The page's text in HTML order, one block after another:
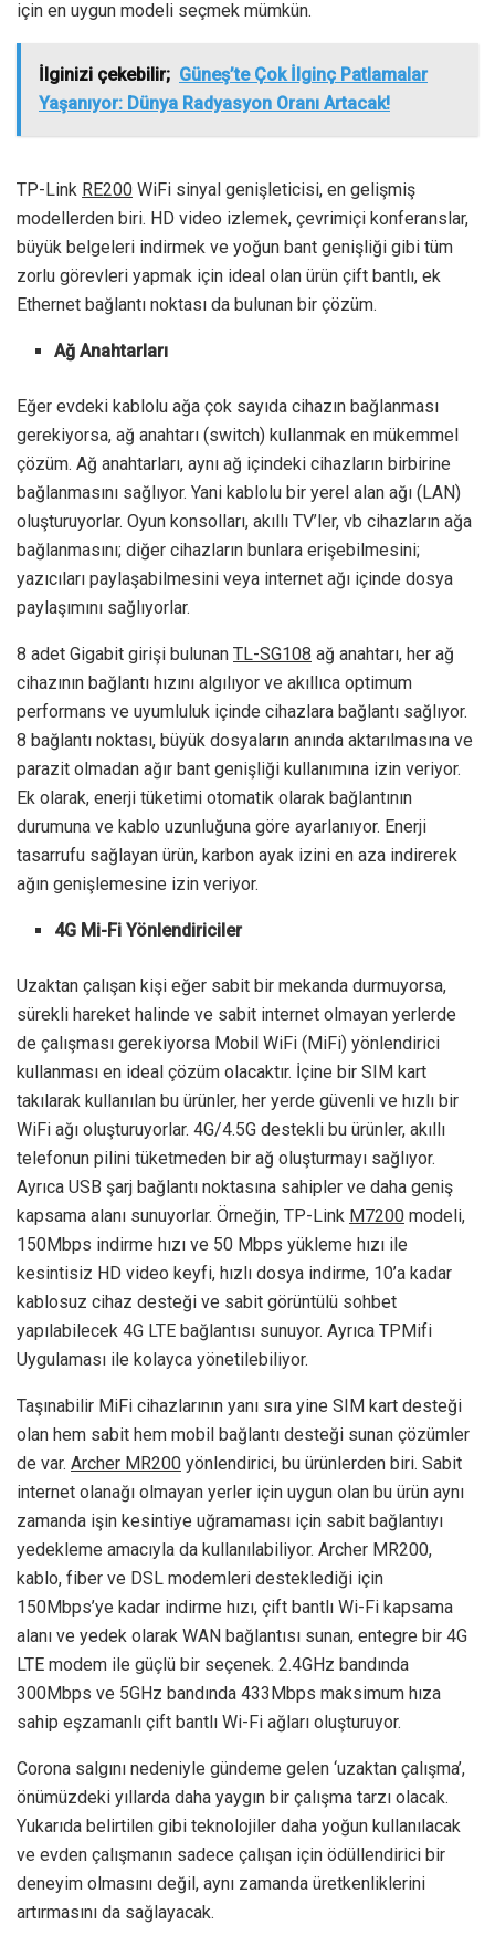
için en uygun modeli seçmek mümkün.
İlginizi çekebilir; Güneş’te Çok İlginç Patlamalar
Yaşanıyor: Dünya Radyasyon Oranı Artacak!
TP-Link RE200 WiFi sinyal genişleticisi, en gelişmiş
modellerden biri. HD video izlemek, çevrimiçi konferanslar,
büyük belgeleri indirmek ve yoğun bant genişliği gibi tüm
zorlu görevleri yapmak için ideal olan ürün çift bantlı, ek
Ethernet bağlantı noktası da bulunan bir çözüm.
Ağ Anahtarları
Eğer evdeki kablolu ağa çok sayıda cihazın bağlanması
gerekiyorsa, ağ anahtarı (switch) kullanmak en mükemmel
çözüm. Ağ anahtarları, aynı ağ içindeki cihazların birbirine
bağlanmasını sağlıyor. Yani kablolu bir yerel alan ağı (LAN)
oluşturuyorlar. Oyun konsolları, akıllı TV’ler, vb cihazların ağa
bağlanmasını; diğer cihazların bunlara erişebilmesini;
yazıcıları paylaşabilmesini veya internet ağı içinde dosya
paylaşımını sağlıyorlar.
8 adet Gigabit girişi bulunan TL-SG108 ağ anahtarı, her ağ
cihazının bağlantı hızını algılıyor ve akıllıca optimum
performans ve uyumluluk içinde cihazlara bağlantı sağlıyor.
8 bağlantı noktası, büyük dosyaların anında aktarılmasına ve
parazit olmadan ağır bant genişliği kullanımına izin veriyor.
Ek olarak, enerji tüketimi otomatik olarak bağlantının
durumuna ve kablo uzunluğuna göre ayarlanıyor. Enerji
tasarrufu sağlayan ürün, karbon ayak izini en aza indirerek
ağın genişlemesine izin veriyor.
4G Mi-Fi Yönlendiriciler
Uzaktan çalışan kişi eğer sabit bir mekanda durmuyorsa,
sürekli hareket halinde ve sabit internet olmayan yerlerde
de çalışması gerekiyorsa Mobil WiFi (MiFi) yönlendirici
kullanması en ideal çözüm olacaktır. İçine bir SIM kart
takılarak kullanılan bu ürünler, her yerde güvenli ve hızlı bir
WiFi ağı oluşturuyorlar. 4G/4.5G destekli bu ürünler, akıllı
telefonun pilini tüketmeden bir ağ oluşturmayı sağlıyor.
Ayrıca USB şarj bağlantı noktasına sahipler ve daha geniş
kapsama alanı sunuyorlar. Örneğin, TP-Link M7200 modeli,
150Mbps indirme hızı ve 50 Mbps yükleme hızı ile
kesintisiz HD video keyfi, hızlı dosya indirme, 10’a kadar
kablosuz cihaz desteği ve sabit görüntülü sohbet
yapılabilecek 4G LTE bağlantısı sunuyor. Ayrıca TPMifi
Uygulaması ile kolayca yönetilebiliyor.
Taşınabilir MiFi cihazlarının yanı sıra yine SIM kart desteği
olan hem sabit hem mobil bağlantı desteği sunan çözümler
de var. Archer MR200 yönlendirici, bu ürünlerden biri. Sabit
internet olanağı olmayan yerler için uygun olan bu ürün aynı
zamanda işin kesintiye uğramaması için sabit bağlantıyı
yedekleme amacıyla da kullanılabiliyor. Archer MR200,
kablo, fiber ve DSL modemleri desteklediği için
150Mbps’ye kadar indirme hızı, çift bantlı Wi-Fi kapsama
alanı ve yedek olarak WAN bağlantısı sunan, entegre bir 4G
LTE modem ile güçlü bir seçenek. 2.4GHz bandında
300Mbps ve 5GHz bandında 433Mbps maksimum hıza
sahip eşzamanlı çift bantlı Wi-Fi ağları oluşturuyor.
Corona salgını nedeniyle gündeme gelen ‘uzaktan çalışma’,
önümüzdeki yıllarda daha yaygın bir çalışma tarzı olacak.
Yukarıda belirtilen gibi teknolojiler daha yoğun kullanılacak
ve evden çalışmanın sadece çalışan için ödüllendirici bir
deneyim olmasını değil, aynı zamanda üretkenliklerini
artırmasını da sağlayacak.